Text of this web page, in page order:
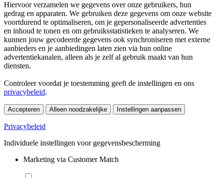
Hiervoor verzamelen we gegevens over onze gebruikers, hun
gedrag en apparaten. We gebruiken deze gegevens om onze website
voortdurend te optimaliseren, om je gepersonaliseerde advertenties
en inhoud te tonen en om gebruiksstatistieken te analyseren. We
kunnen jouw gecodeerde gegevens ook synchroniseren met externe
aanbieders en je aanbiedingen laten zien via hun online
advertentiekanalen, alleen als je zelf al gebruik maakt van hun
diensten.
Controleer voordat je toestemming geeft de instellingen en ons
privacybeleid.
Accepteren Alleen noodzakelijke Instellingen aanpassen
Privacybeleid
Individuele instellingen voor gegevensbescherming
Marketing via Customer Match